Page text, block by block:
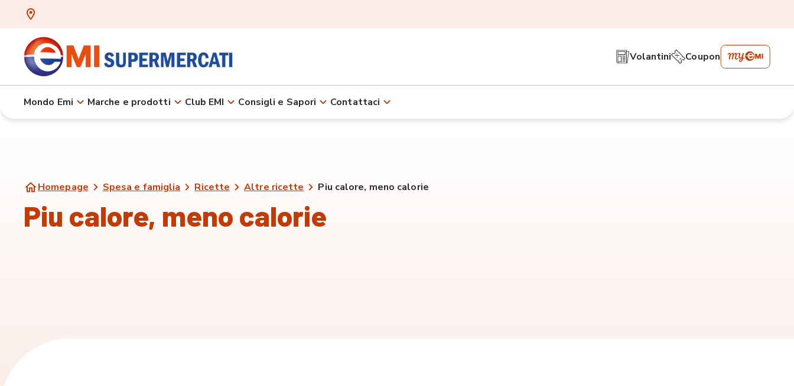
Volantini Coupon
Mondo Emi Marche e prodotti Club EMI Consigli e Sapori Contattaci
Homepage Spesa e famiglia Ricette Altre ricette Piu calore, meno calorie
Piu calore, meno calorie